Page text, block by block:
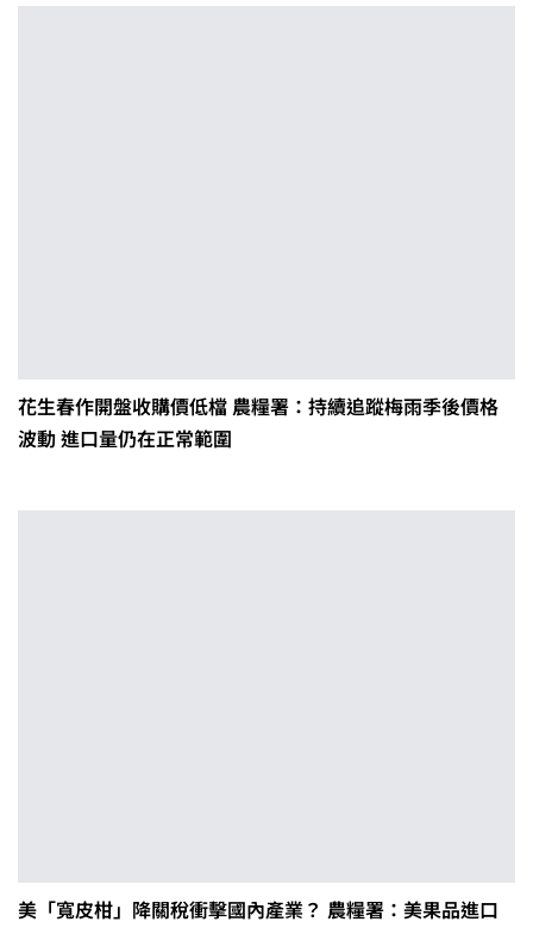
花生春作開盤收購價低檔 農糧署：持續追蹤梅雨季後價格
波動 進口量仍在正常範圍
美「寬皮柑」降關稅衝擊國內產業？ 農糧署：美果品進口